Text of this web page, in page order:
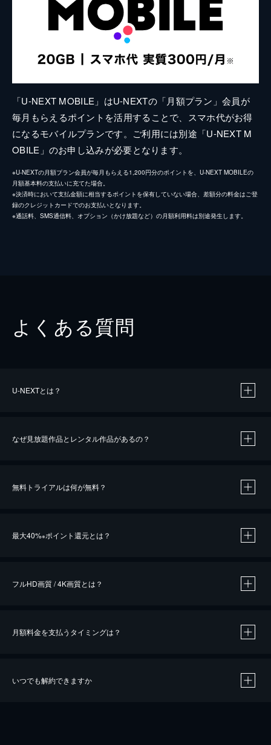
「U-NEXT MOBILE」はU-NEXTの「月額プラン」会員が
毎月もらえるポイントを活用することで、スマホ代がお得
になるモバイルプランです。ご利用には別途「U-NEXT M
OBILE」のお申し込みが必要となります。
※U-NEXTの月額プラン会員が毎月もらえる1,200円分のポイントを、U-NEXT MOBILEの
月額基本料の支払いに充てた場合。
※決済時において支払金額に相当するポイントを保有していない場合、差額分の料金はご登
録のクレジットカードでのお支払いとなります。
※通話料、SMS通信料、オプション（かけ放題など）の月額利用料は別途発生します。
よくある質問
U-NEXTとは？
なぜ見放題作品とレンタル作品があるの？
無料トライアルは何が無料？
最大40%※ポイント還元とは？
※40％ポイント還元の対象は、クレジットカード決済による作品の購入 / レンタルです。
iOSアプリのUコイン決済による作品の購入 / レンタルは、20％のポイント還元です。
フルHD画質 / 4K画質とは？
月額料金を支払うタイミングは？
いつでも解約できますか